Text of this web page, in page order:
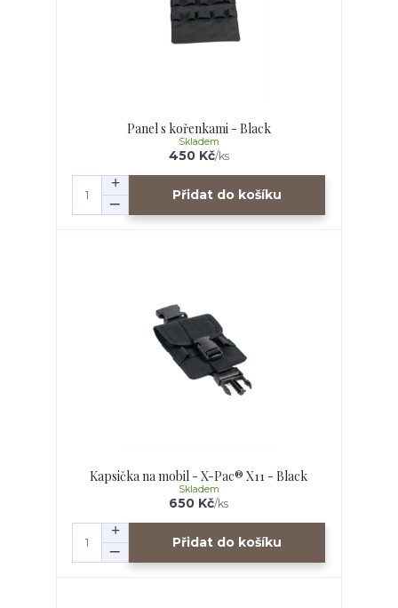
Panel s kořenkami - Black
450 Kč/ks
Skladem
Přidat do košíku
Kapsička na mobil - X-Pac® X11 - Black
650 Kč/ks
Skladem
Přidat do košíku